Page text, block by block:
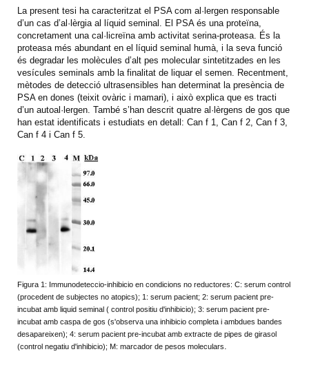
La present tesi ha caracteritzat el PSA com al·lergen responsable
d’un cas d’al·lèrgia al líquid seminal. El PSA és una proteïna,
concretament una cal·licreïna amb activitat serina-proteasa. És la
proteasa més abundant en el líquid seminal humà, i la seva funció
és degradar les molècules d’alt pes molecular sintetitzades en les
vesícules seminals amb la finalitat de liquar el semen. Recentment,
mètodes de detecció ultrasensibles han determinat la presència de
PSA en dones (teixit ovàric i mamari), i això explica que es tracti
d’un autoal·lergen. També s’han descrit quatre al·lèrgens de gos que
han estat identificats i estudiats en detall: Can f 1, Can f 2, Can f 3,
Can f 4 i Can f 5.
Figura 1: Immunodeteccio-inhibicio en condicions no reductores: C: serum control
(procedent de subjectes no atopics); 1: serum pacient; 2: serum pacient pre-
incubat amb liquid seminal ( control positiu d'inhibicio); 3: serum pacient pre-
incubat amb caspa de gos (s'observa una inhibicio completa i ambdues bandes
desapareixen); 4: serum pacient pre-incubat amb extracte de pipes de girasol
(control negatiu d'inhibicio); M: marcador de pesos moleculars